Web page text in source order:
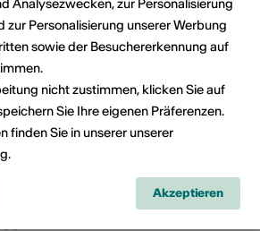
Webseite
Art der Veranstaltung
Filmvorführung
Altersfreigabe
Für alle
Analysezwecken, zur Personalisierung
zur Personalisierung unserer Werbung
sowie der Besuchererkennung auf
nicht zustimmen, klicken Sie auf
Sie Ihre eigenen Präferenzen.
finden Sie in unserer unserer
.
Akzeptieren